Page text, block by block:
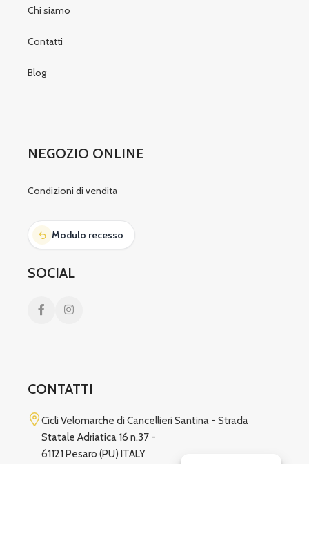
Chi siamo
Contatti
Blog
NEGOZIO ONLINE
Condizioni di vendita
Modulo recesso
SOCIAL
CONTATTI
Cicli Velomarche di Cancellieri Santina - Strada
Statale Adriatica 16 n.37 -
61121 Pesaro (PU) ITALY